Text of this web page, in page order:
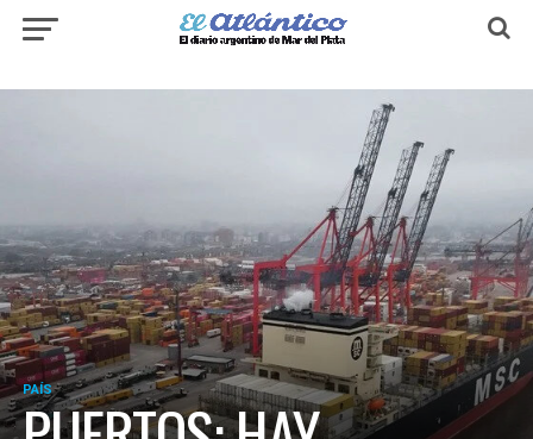
PAÍS